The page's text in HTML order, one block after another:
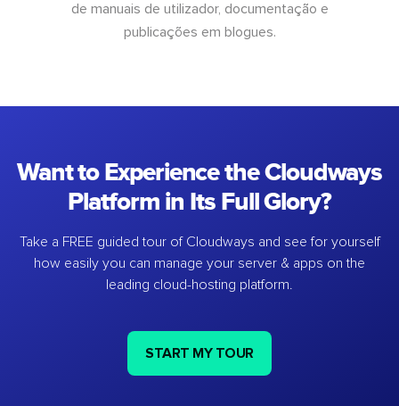
de manuais de utilizador, documentação e
publicações em blogues.
Want to Experience the Cloudways
Platform in Its Full Glory?
Take a FREE guided tour of Cloudways and see for yourself
how easily you can manage your server & apps on the
leading cloud-hosting platform.
START MY TOUR